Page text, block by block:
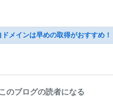
ドメインは早めの取得がおすすめ！
このブログの読者になる